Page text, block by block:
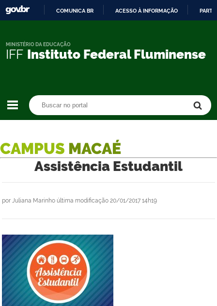
CONTEÚDO
COMUNICA BR ACESSO À INFORMAÇÃO
IFF Instituto Federal Fluminense
MINISTÉRIO DA EDUCAÇÃO
CAMPUS MACAÉ
Assistência Estudantil
por Juliana Marinho última modificação 20/01/2017 14h19